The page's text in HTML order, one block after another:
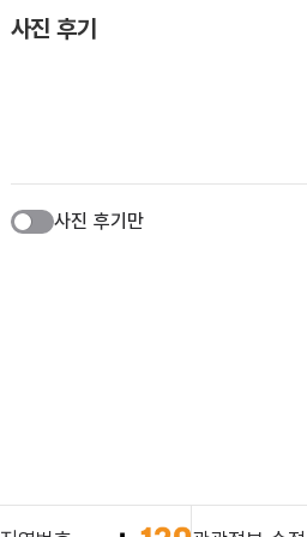
사진 후기
사진 후기만